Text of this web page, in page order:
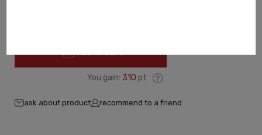
You gain: 310 pt
ask about product recommend to a friend